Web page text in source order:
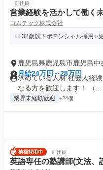
正社員
営業経験を活かして働く
コムテック株式会社
32歳以下ポテンシャル採用✨
鹿児島県鹿児島市鹿児島中
月給24万円～28万円
求めている人材 社会人経
なる方を歓迎します！ （...
業界未経験歓迎 +24個
正社員
英語専任の塾講師(文法、